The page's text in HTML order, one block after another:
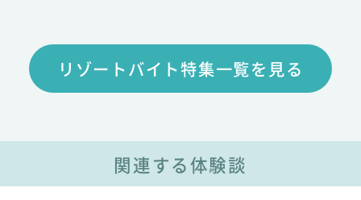
リゾートバイト特集一覧を見る
関連する体験談